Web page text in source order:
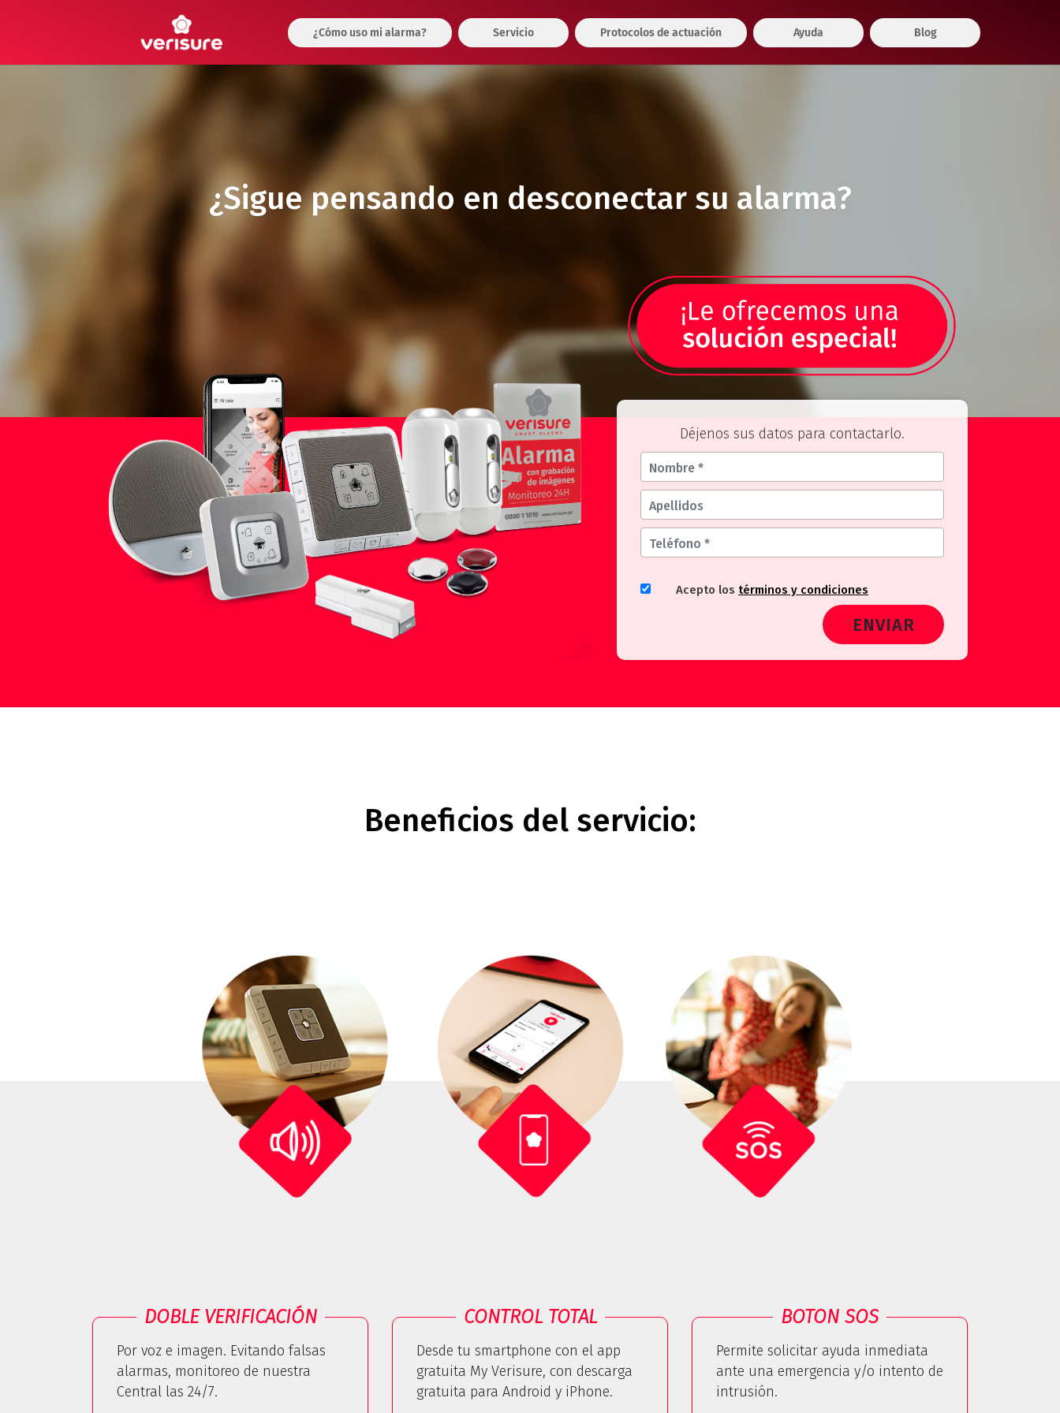
¿Cómo uso mi alarma? Servicio Protocolos de actuación Ayuda Blog
¿Sigue pensando en desconectar su alarma?
Déjenos sus datos para contactarlo.
Acepto los términos y condiciones
Beneficios del servicio:
DOBLE VERIFICACIÓN
Por voz e imagen. Evitando falsas
alarmas, monitoreo de nuestra
Central las 24/7.
CONTROL TOTAL
Desde tu smartphone con el app
gratuita My Verisure, con descarga
gratuita para Android y iPhone.
BOTON SOS
Permite solicitar ayuda inmediata
ante una emergencia y/o intento de
intrusión.